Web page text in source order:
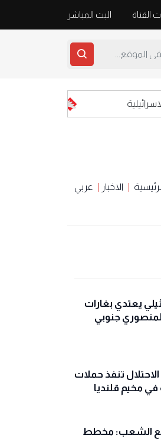
القناة البث المباشر
الاخبار عربي
يعتدي بغارات
جنوبي
تنفذ حملات
مخيم قلنديا
مع الشعب: مخطط